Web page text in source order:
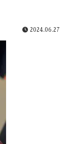
2024.06.27